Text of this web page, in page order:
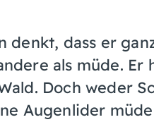
dass er
als müde. Er
Doch weder
Augenlider